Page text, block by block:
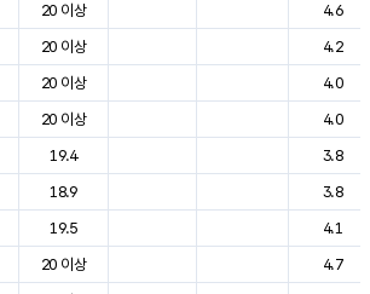
20 이상
4.6
20 이상
4.2
20 이상
4.0
20 이상
4.0
19.4
3.8
18.9
3.8
19.5
4.1
20 이상
4.7